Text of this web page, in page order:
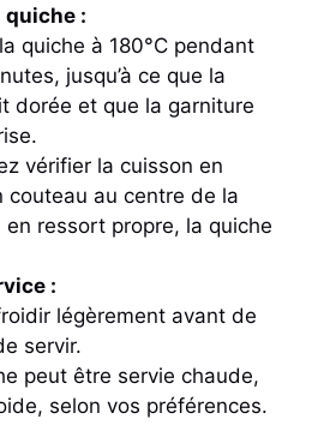
quiche :
quiche à 180°C pendant
jusqu’à ce que la
dorée et que la garniture
vérifier la cuisson en
couteau au centre de la
en ressort propre, la quiche
:
légèrement avant de
servir.
peut être servie chaude,
selon vos préférences.